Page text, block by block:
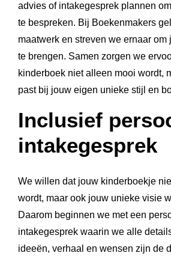
advies of intakegesprek plannen
te bespreken. Bij Boekenmakers
maatwerk en streven we ernaar om
te brengen. Samen zorgen we
kinderboek niet alleen mooi wordt,
past bij jouw eigen unieke stijl en
Inclusief
intakegesprek
We willen dat jouw kinderboekje
wordt, maar ook jouw unieke visie
Daarom beginnen we met een
intakegesprek waarin we alle
ideeën, verhaal en wensen zijn de